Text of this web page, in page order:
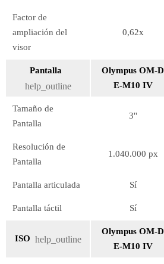
Factor de
ampliación del
visor
0,62x
Pantalla
help_outline
Olympus OM-D
E-M10 IV
Tamaño de
Pantalla
3''
Resolución de
Pantalla
1.040.000 px
Pantalla articulada Sí
Pantalla táctil Sí
ISO help_outline
Olympus OM-D
E-M10 IV